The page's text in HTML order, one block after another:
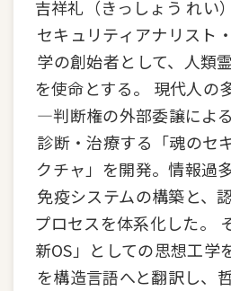
吉祥礼（きっしょう れい
セキュリティアナリスト
学の創始者として、人類
を使命とする。 現代人の
—判断権の外部委譲によ
診断・治療する「魂のセ
クチャ」を開発。情報過
免疫システムの構築と、
プロセスを体系化した。
新OS」としての思想工学
を構造言語へと翻訳し、